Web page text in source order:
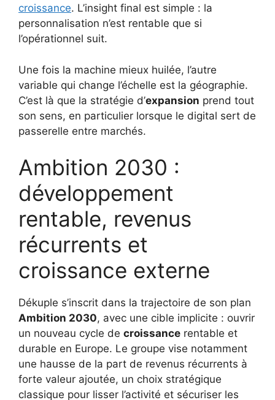
croissance. L’insight final est simple : la
personnalisation n’est rentable que si
l’opérationnel suit.
Une fois la machine mieux huilée, l’autre
variable qui change l’échelle est la géographie.
C’est là que la stratégie d’expansion prend tout
son sens, en particulier lorsque le digital sert de
passerelle entre marchés.
Ambition 2030 :
développement
rentable, revenus
récurrents et
croissance externe
Dékuple s’inscrit dans la trajectoire de son plan
Ambition 2030, avec une cible implicite : ouvrir
un nouveau cycle de croissance rentable et
durable en Europe. Le groupe vise notamment
une hausse de la part de revenus récurrents à
forte valeur ajoutée, un choix stratégique
classique pour lisser l’activité et sécuriser les